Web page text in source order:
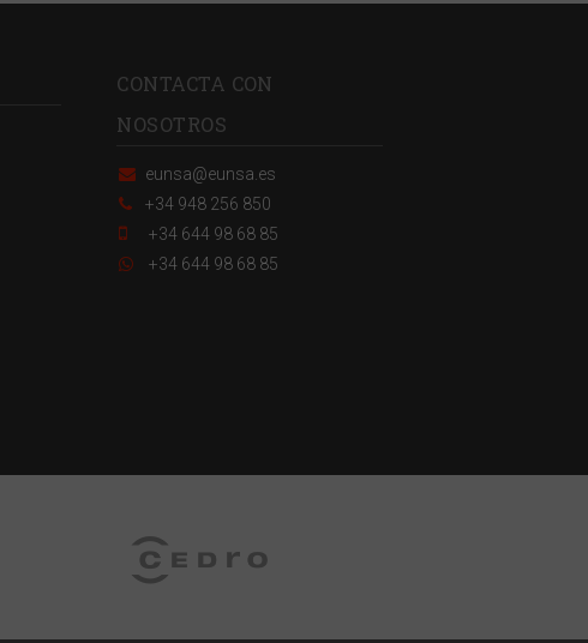
CONTACTA CON
NOSOTROS
eunsa@eunsa.es
+34 948 256 850
+34 644 98 68 85
+34 644 98 68 85